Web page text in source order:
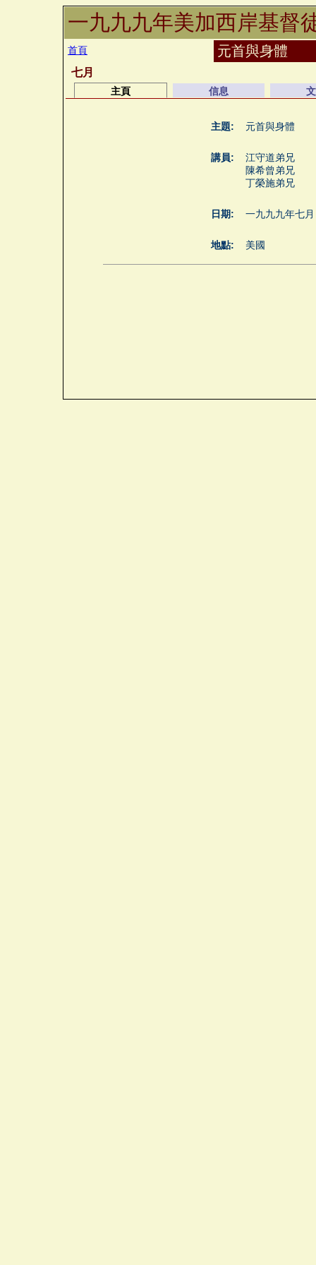
一九九九年美加西岸基督
首頁 元首與身體
七月
主頁 信息
主題: 元首與身體
講員:
江守道弟兄
陳希曾弟兄
丁榮施弟兄
日期: 一九九九年七月
地點: 美國